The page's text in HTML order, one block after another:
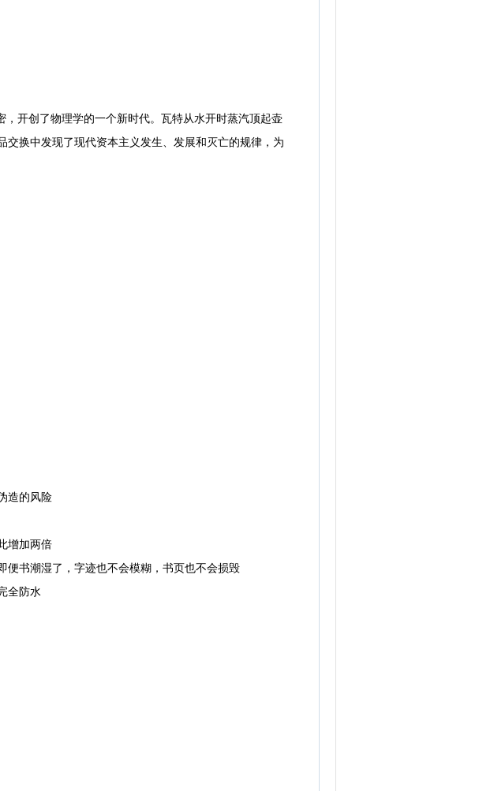
开创了物理学的一个新时代。瓦特从水开时蒸汽顶起壶
换中发现了现代资本主义发生、发展和灭亡的规律，为
造的风险
增加两倍
书潮湿了，字迹也不会模糊，书页也不会损毁
全防水